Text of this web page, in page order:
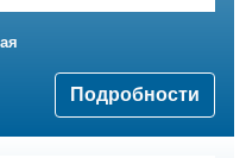
Подробности